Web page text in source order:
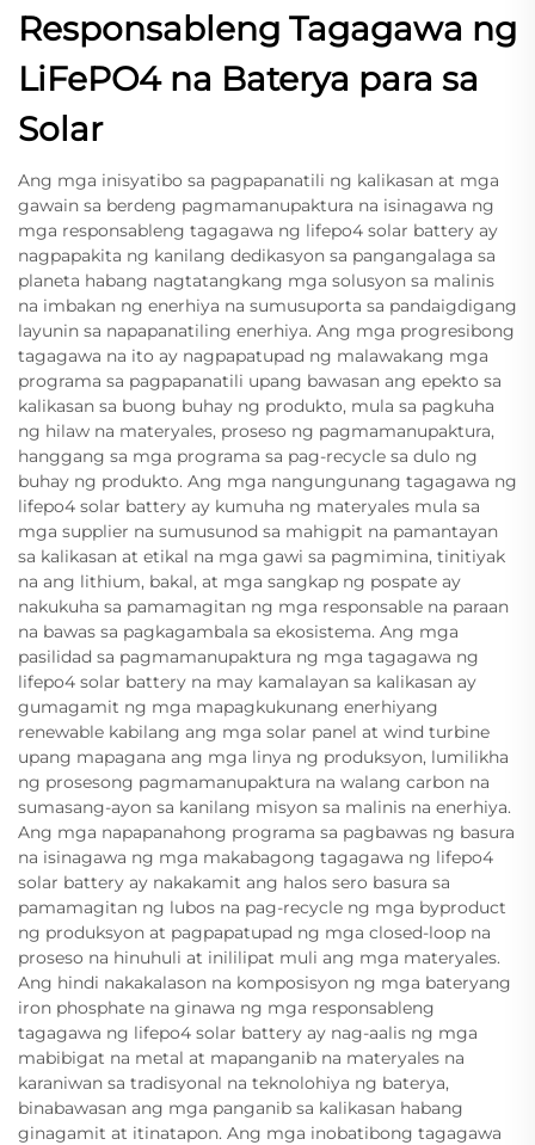
Responsableng Tagagawa ng
LiFePO4 na Baterya para sa
Solar
Ang mga inisyatibo sa pagpapanatili ng kalikasan at mga
gawain sa berdeng pagmamanupaktura na isinagawa ng
mga responsableng tagagawa ng lifepo4 solar battery ay
nagpapakita ng kanilang dedikasyon sa pangangalaga sa
planeta habang nagtatangkang mga solusyon sa malinis
na imbakan ng enerhiya na sumusuporta sa pandaigdigang
layunin sa napapanatiling enerhiya. Ang mga progresibong
tagagawa na ito ay nagpapatupad ng malawakang mga
programa sa pagpapanatili upang bawasan ang epekto sa
kalikasan sa buong buhay ng produkto, mula sa pagkuha
ng hilaw na materyales, proseso ng pagmamanupaktura,
hanggang sa mga programa sa pag-recycle sa dulo ng
buhay ng produkto. Ang mga nangungunang tagagawa ng
lifepo4 solar battery ay kumuha ng materyales mula sa
mga supplier na sumusunod sa mahigpit na pamantayan
sa kalikasan at etikal na mga gawi sa pagmimina, tinitiyak
na ang lithium, bakal, at mga sangkap ng pospate ay
nakukuha sa pamamagitan ng mga responsable na paraan
na bawas sa pagkagambala sa ekosistema. Ang mga
pasilidad sa pagmamanupaktura ng mga tagagawa ng
lifepo4 solar battery na may kamalayan sa kalikasan ay
gumagamit ng mga mapagkukunang enerhiyang
renewable kabilang ang mga solar panel at wind turbine
upang mapagana ang mga linya ng produksyon, lumilikha
ng prosesong pagmamanupaktura na walang carbon na
sumasang-ayon sa kanilang misyon sa malinis na enerhiya.
Ang mga napapanahong programa sa pagbawas ng basura
na isinagawa ng mga makabagong tagagawa ng lifepo4
solar battery ay nakakamit ang halos sero basura sa
pamamagitan ng lubos na pag-recycle ng mga byproduct
ng produksyon at pagpapatupad ng mga closed-loop na
proseso na hinuhuli at inililipat muli ang mga materyales.
Ang hindi nakakalason na komposisyon ng mga bateryang
iron phosphate na ginawa ng mga responsableng
tagagawa ng lifepo4 solar battery ay nag-aalis ng mga
mabibigat na metal at mapanganib na materyales na
karaniwan sa tradisyonal na teknolohiya ng baterya,
binabawasan ang mga panganib sa kalikasan habang
ginagamit at itinatapon. Ang mga inobatibong tagagawa